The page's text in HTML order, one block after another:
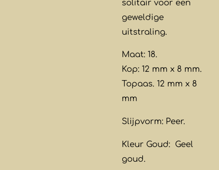
solitair voor een
geweldige
uitstraling.
Maat: 18.
Kop: 12 mm x 8 mm.
Topaas. 12 mm x 8
mm
Slijpvorm: Peer.
Kleur Goud: Geel
goud.